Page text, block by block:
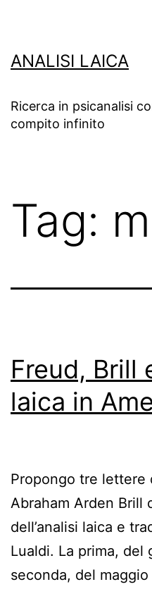
contenuto
ANALISI LAICA
Ricerca in psicanalisi
compito infinito
Tag:
Freud, Brill
laica in
Propongo tre lettere
Abraham Arden Brill
dell’analisi laica e
Lualdi. La prima, del
seconda, del